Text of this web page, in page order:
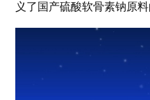
义了国产硫酸软骨素钠原